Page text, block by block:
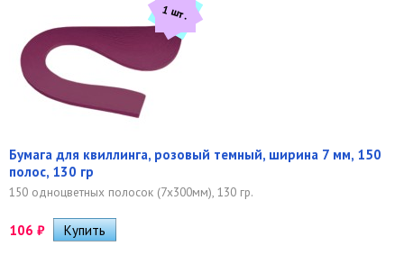
1 шт.
Бумага для квиллинга, розовый темный, ширина 7 мм, 150
полос, 130 гр
150 одноцветных полосок (7х300мм), 130 гр.
106 ₽